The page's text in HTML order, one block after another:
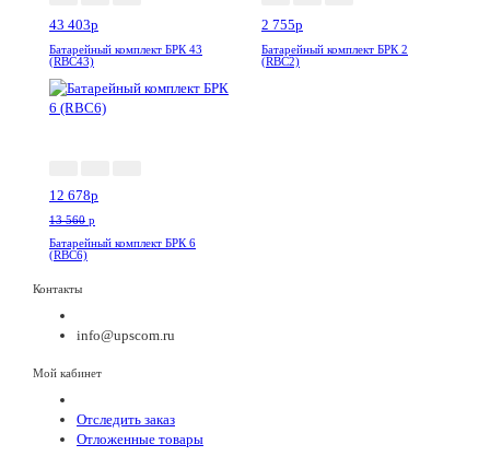
43 403p
Батарейный комплект БРК 43
(RBC43)
2 755p
Батарейный комплект БРК 2
(RBC2)
12 678p
13 560 p
Батарейный комплект БРК 6
(RBC6)
Контакты
info@upscom.ru
Мой кабинет
Отследить заказ
Отложенные товары